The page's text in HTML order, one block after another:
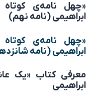
«چهل نامه‌ی
ابراهیمی (نامه نهم)
«چهل نامه‌ی
ابراهیمی (نامه
معرفی کتاب «یک
ابراهیمی